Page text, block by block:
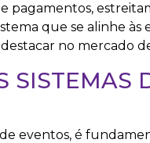
pagamentos,
que se alinhe às
no mercado
SISTEMAS
eventos, é